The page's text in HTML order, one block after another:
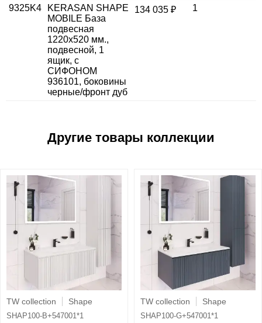
9325K4
KERASAN SHAPE
MOBILE База
подвесная
1220х520 мм.,
подвесной, 1
ящик, с
СИФОНОМ
936101, боковины
черные/фронт дуб
134 035 ₽ 1
TW collection Shape
SHAP100-B+547001*1
TW collection Shape
SHAP100-G+547001*1